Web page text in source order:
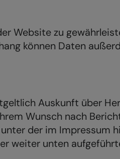
Website zu
können Daten
Auskunft über
Wunsch nach
der im Impressum
weiter unten